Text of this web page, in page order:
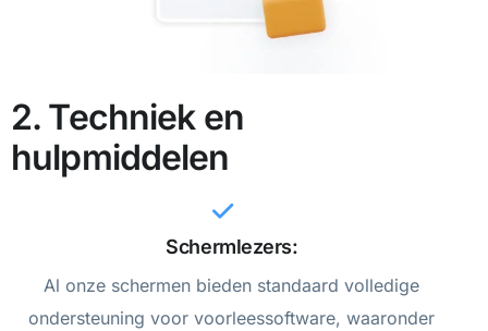
2. Techniek en
hulpmiddelen
Schermlezers:
Al onze schermen bieden standaard volledige
ondersteuning voor voorleessoftware, waaronder